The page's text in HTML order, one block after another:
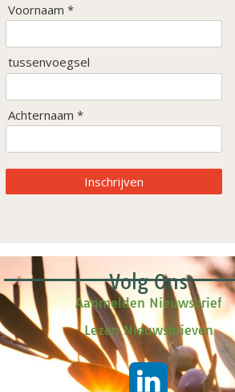
Voornaam *
tussenvoegsel
Achternaam *
Inschrijven
Volg Ons
Aanmelden Nieuwsbrief
Lezen Nieuwsbrieven